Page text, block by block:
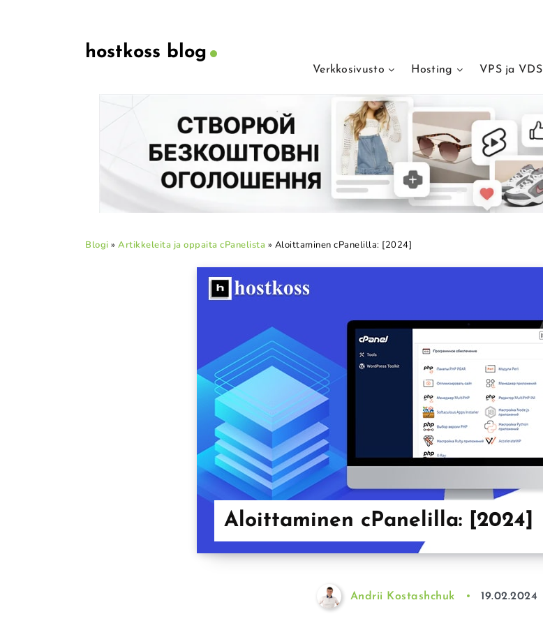
hostkoss blog
Verkkosivusto Hosting VPS ja VDS
Blogi » Artikkeleita ja oppaita cPanelista » Aloittaminen cPanelilla: [2024]
Aloittaminen cPanelilla: [2024]
Andrii Kostashchuk 19.02.2024